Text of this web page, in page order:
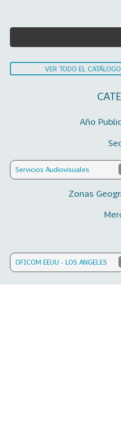
VER TODO EL CATÁLOGO
Año
Servicios Audiovisuales
Zonas
OFICOM EEUU - LOS ANGELES